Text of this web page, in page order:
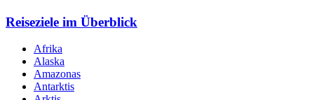
Reiseziele im Überblick
Afrika
Alaska
Amazonas
Antarktis